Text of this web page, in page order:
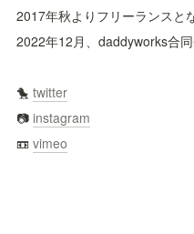
2017年秋よりフリーランスと
2022年12月、daddyworks合同
🐤 twitter
📷 instagram
📼 vimeo